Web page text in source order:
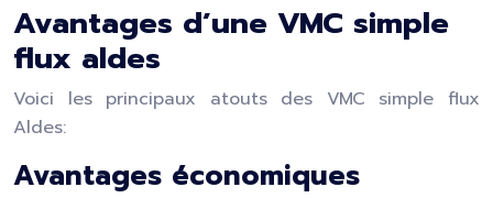
Avantages d’une VMC simple
flux aldes
Voici les principaux atouts des VMC simple flux
Aldes:
Avantages économiques